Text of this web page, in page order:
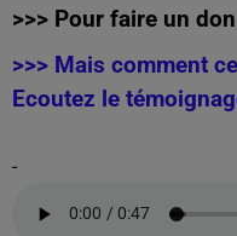
>>> Pour faire un
>>> Mais comment
Ecoutez le
-